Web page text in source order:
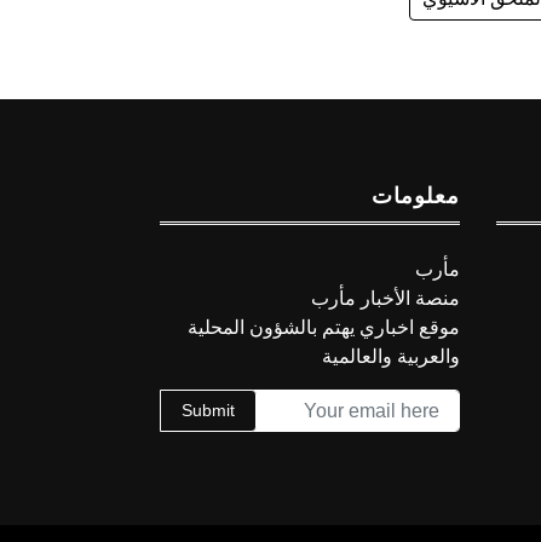
معلومات
مأرب
منصة الأخبار مأرب
موقع اخباري يهتم بالشؤون المحلية
والعربية والعالمية
Submit